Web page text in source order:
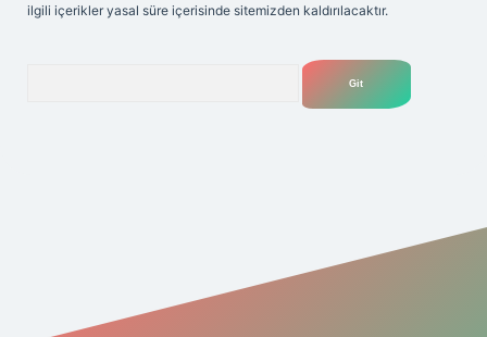
ilgili içerikler yasal süre içerisinde sitemizden kaldırılacaktır.